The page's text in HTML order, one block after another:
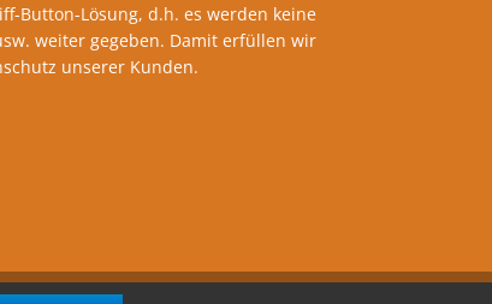
Button-Lösung, d.h. es werden keine
weiter gegeben. Damit erfüllen wir
unserer Kunden.